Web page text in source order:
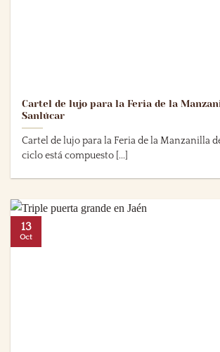
Cartel de lujo para la Feria de la
Sanlúcar
Cartel de lujo para la Feria de la Manzanilla
ciclo está compuesto [...]
13
Oct